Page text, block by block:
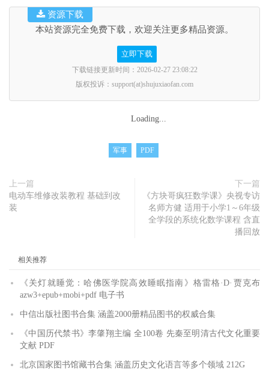
本站资源完全免费下载，欢迎关注更多精品资源。
立即下载
下载链接更新时间：2026-02-27 23:08:22
版权投诉：support(at)shujuxiaofan.com
资源下载
Loading...
军事 PDF
上一篇
电动车维修改装教程 基础到改
装
下一篇
《方块哥疯狂数学课》央视专访
名师方健 适用于小学1～6年级
全学段的系统化数学课程 含直
播回放
相关推荐
《关灯就睡觉：哈佛医学院高效睡眠指南》格雷格·D·贾克布
azw3+epub+mobi+pdf 电子书
中信出版社图书合集 涵盖2000册精品图书的权威合集
《中国历代禁书》李肇翔主编 全100卷 先秦至明清古代文化重要
文献 PDF
北京国家图书馆藏书合集 涵盖历史文化语言等多个领域 212G